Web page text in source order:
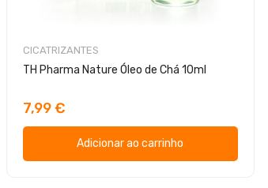
CICATRIZANTES
TH Pharma Nature Óleo de Chá 10ml
7,99 €
Adicionar ao carrinho